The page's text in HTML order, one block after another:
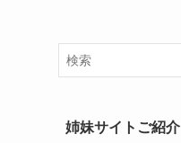
姉妹サイトご紹介